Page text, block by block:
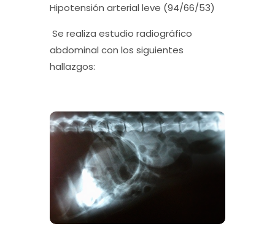
Hipotensión arterial leve (94/66/53)
Se realiza estudio radiográfico
abdominal con los siguientes
hallazgos: